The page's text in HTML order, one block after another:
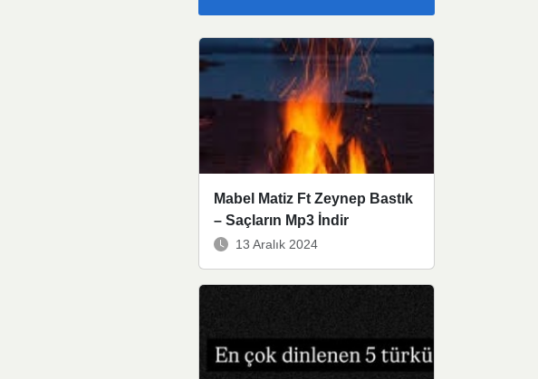
Mabel Matiz Ft Zeynep Bastık
– Saçların Mp3 İndir
13 Aralık 2024